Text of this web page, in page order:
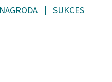
NAGRODA SUKCES